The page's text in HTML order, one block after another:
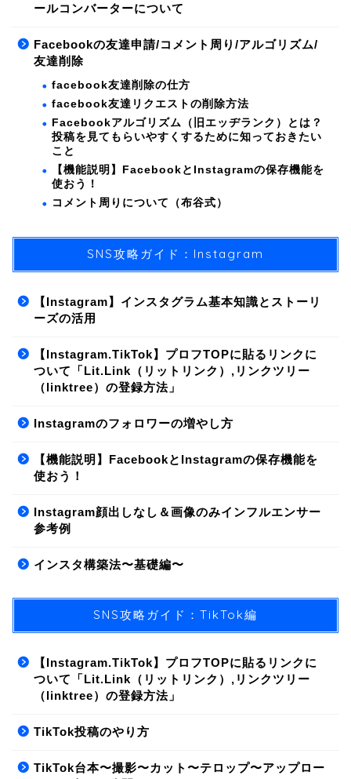
ールコンバーターについて
Facebookの友達申請/コメント周り/アルゴリズム/
友達削除
facebook友達削除の仕方
facebook友達リクエストの削除方法
Facebookアルゴリズム（旧エッヂランク）とは？
投稿を見てもらいやすくするために知っておきたい
こと
【機能説明】FacebookとInstagramの保存機能を
使おう！
コメント周りについて（布谷式）
SNS攻略ガイド：Instagram
【Instagram】インスタグラム基本知識とストーリ
ーズの活用
【Instagram.TikTok】プロフTOPに貼るリンクに
ついて「Lit.Link（リットリンク）,リンクツリー
（linktree）の登録方法」
Instagramのフォロワーの増やし方
【機能説明】FacebookとInstagramの保存機能を
使おう！
Instagram顔出しなし＆画像のみインフルエンサー
参考例
インスタ構築法〜基礎編〜
SNS攻略ガイド：TikTok編
【Instagram.TikTok】プロフTOPに貼るリンクに
ついて「Lit.Link（リットリンク）,リンクツリー
（linktree）の登録方法」
TikTok投稿のやり方
TikTok台本〜撮影〜カット〜テロップ〜アップロー
02.ライティング